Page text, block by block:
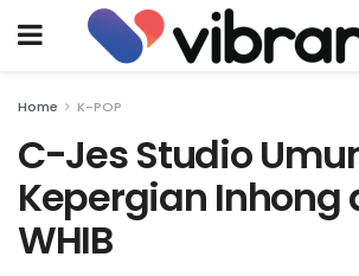
Home K-POP
C-Jes Studio
Kepergian Inhong
WHIB